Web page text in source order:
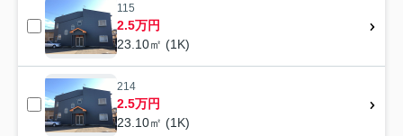
115
2.5万円
23.10㎡ (1K)
214
2.5万円
23.10㎡ (1K)